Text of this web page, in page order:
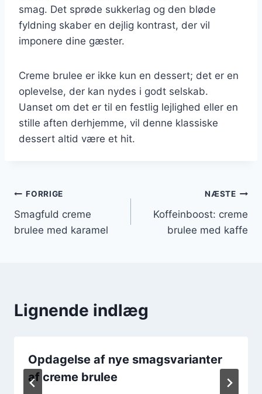
smag. Det sprøde sukkerlag og den bløde
fyldning skaber en dejlig kontrast, der vil
imponere dine gæster.
Creme brulee er ikke kun en dessert; det er en
oplevelse, der kan nydes i godt selskab.
Uanset om det er til en festlig lejlighed eller en
stille aften derhjemme, vil denne klassiske
dessert altid være et hit.
Indlægsnavigation
FORRIGE
Smagfuld creme
brulee med karamel
NÆSTE
Koffeinboost: creme
brulee med kaffe
Lignende indlæg
Opdagelse af nye smagsvarianter
af creme brulee